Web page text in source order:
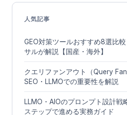
人気記事
GEO対策ツールおすすめ8選比
サルが解説【国産・海外】
クエリファンアウト（Query
SEO・LLMOでの重要性を解説
LLMO・AIOのプロンプト設計戦
ステップで進める実務ガイド